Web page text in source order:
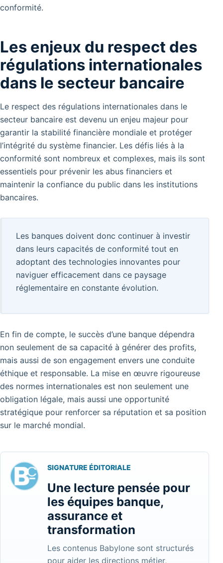
conformité.
Les enjeux du respect des
régulations internationales
dans le secteur bancaire
Le respect des régulations internationales dans le
secteur bancaire est devenu un enjeu majeur pour
garantir la stabilité financière mondiale et protéger
l’intégrité du système financier. Les défis liés à la
conformité sont nombreux et complexes, mais ils sont
essentiels pour prévenir les abus financiers et
maintenir la confiance du public dans les institutions
bancaires.
Les banques doivent donc continuer à investir
dans leurs capacités de conformité tout en
adoptant des technologies innovantes pour
naviguer efficacement dans ce paysage
réglementaire en constante évolution.
En fin de compte, le succès d’une banque dépendra
non seulement de sa capacité à générer des profits,
mais aussi de son engagement envers une conduite
éthique et responsable. La mise en œuvre rigoureuse
des normes internationales est non seulement une
obligation légale, mais aussi une opportunité
stratégique pour renforcer sa réputation et sa position
sur le marché mondial.
SIGNATURE ÉDITORIALE
Une lecture pensée pour
les équipes banque,
assurance et
transformation
Les contenus Babylone sont structurés
pour aider les directions métier,